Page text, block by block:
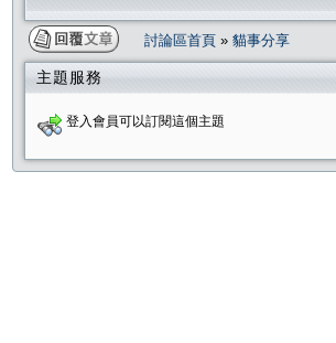
討論區首頁 » 貓事分享
主題服務
登入會員可以訂閱這個主題